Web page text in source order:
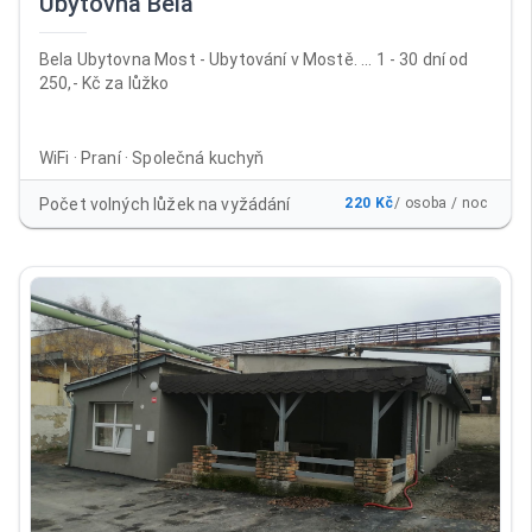
Bela Ubytovna Most - Ubytování v Mostě. ... 1 - 30 dní od
250,- Kč za lůžko
WiFi · Praní · Společná kuchyň
Počet volných lůžek na vyžádání 220 Kč/ osoba / noc